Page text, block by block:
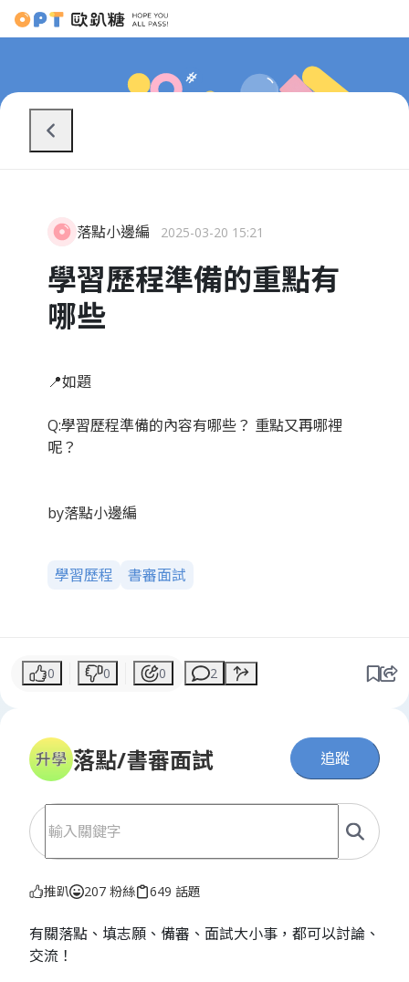
落點/書審面試 追蹤
推趴 207 粉絲 649 話題
有關落點、填志願、備審、面試大小事，都可以討論、
交流！
落點小邊編 2025-03-20 15:21
學習歷程準備的重點有
哪些
📍如題
Q:學習歷程準備的內容有哪些？ 重點又再哪裡
呢？
by落點小邊編
學習歷程 書審面試
0 0 0 2